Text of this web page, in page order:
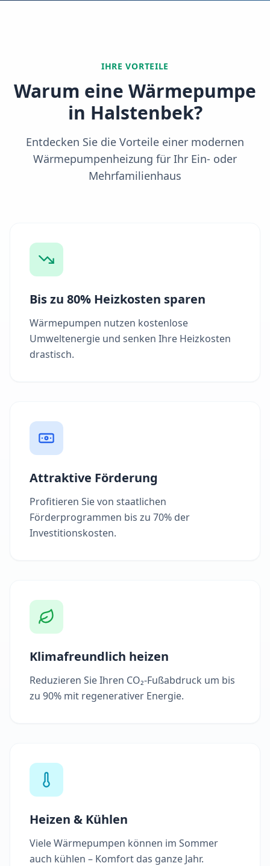
IHRE VORTEILE
Warum eine Wärmepumpe
in Halstenbek?
Entdecken Sie die Vorteile einer modernen
Wärmepumpenheizung für Ihr Ein- oder
Mehrfamilienhaus
Bis zu 80% Heizkosten sparen
Wärmepumpen nutzen kostenlose
Umweltenergie und senken Ihre Heizkosten
drastisch.
Attraktive Förderung
Profitieren Sie von staatlichen
Förderprogrammen bis zu 70% der
Investitionskosten.
Klimafreundlich heizen
Reduzieren Sie Ihren CO₂-Fußabdruck um bis
zu 90% mit regenerativer Energie.
Heizen & Kühlen
Viele Wärmepumpen können im Sommer
auch kühlen – Komfort das ganze Jahr.